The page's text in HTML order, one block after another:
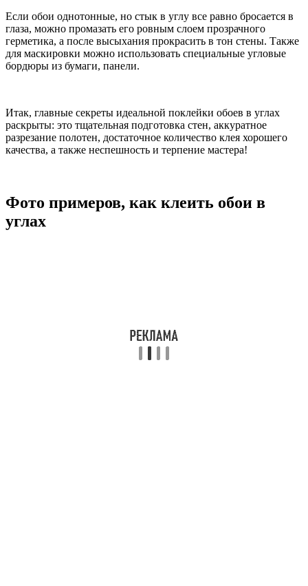
Если обои однотонные, но стык в углу все равно бросается в
глаза, можно промазать его ровным слоем прозрачного
герметика, а после высыхания прокрасить в тон стены. Также
для маскировки можно использовать специальные угловые
бордюры из бумаги, панели.
Итак, главные секреты идеальной поклейки обоев в углах
раскрыты: это тщательная подготовка стен, аккуратное
разрезание полотен, достаточное количество клея хорошего
качества, а также неспешность и терпение мастера!
Фото примеров, как клеить обои в
углах